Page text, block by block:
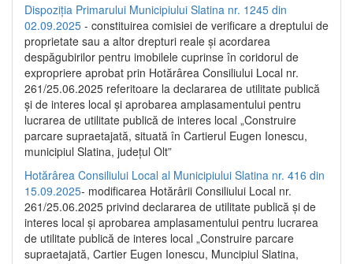
Dispoziția Primarului Municipiului Slatina nr. 1245 din
02.09.2025 - constituirea comisiei de verificare a dreptului de
proprietate sau a altor drepturi reale și acordarea
despăgubirilor pentru imobilele cuprinse în coridorul de
expropriere aprobat prin Hotărârea Consiliului Local nr.
261/25.06.2025 referitoare la declararea de utilitate publică
și de interes local și aprobarea amplasamentului pentru
lucrarea de utilitate publică de interes local „Construire
parcare supraetajată, situată în Cartierul Eugen Ionescu,
municipiul Slatina, județul Olt”
Hotărârea Consiliului Local al Municipiului Slatina nr. 416 din
15.09.2025- modificarea Hotărârii Consiliului Local nr.
261/25.06.2025 privind declararea de utilitate publică și de
interes local și aprobarea amplasamentului pentru lucrarea
de utilitate publică de interes local „Construire parcare
supraetajată, Cartier Eugen Ionescu, Muncipiul Slatina,